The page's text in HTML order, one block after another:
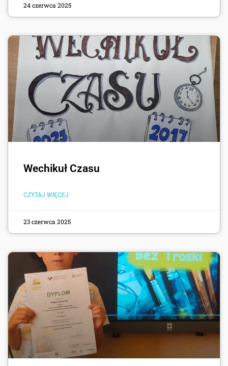
24 czerwca 2025
Wechikuł Czasu
CZYTAJ WIĘCEJ
23 czerwca 2025